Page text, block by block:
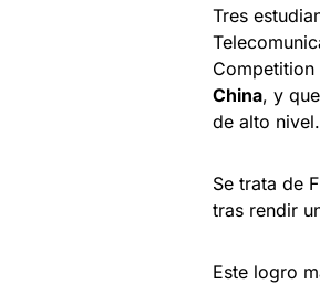
Tres
China, y
de alto nivel.
Se trata de
tras rendir
Este logro